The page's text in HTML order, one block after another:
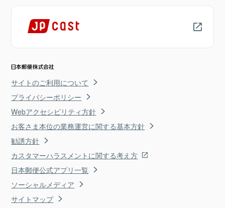
サイトのご利用について
プライバシーポリシー
Webアクセシビリティ方針
お客さま本位の業務運営に関する基本方針
勧誘方針
カスタマーハラスメントに関する考え方
日本郵便公式アプリ一覧
ソーシャルメディア
サイトマップ